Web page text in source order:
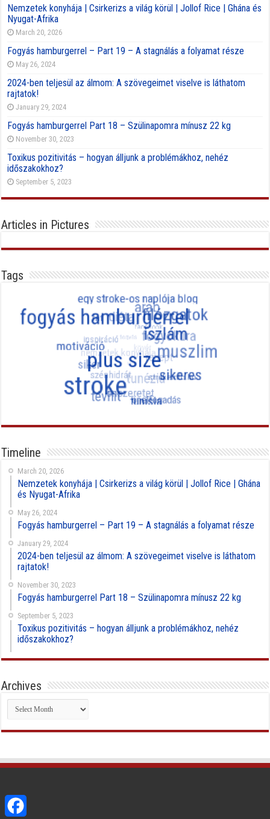
Nemzetek konyhája | Csirkerizs a világ körül | Jollof Rice | Ghána és
Nyugat-Afrika
March 20, 2026
Fogyás hamburgerrel – Part 19 – A stagnálás a folyamat része
May 26, 2024
2024-ben teljesül az álmom: A szövegeimet viselve is láthatom
rajtatok!
January 29, 2024
Fogyás hamburgerrel Part 18 – Szülinapomra mínusz 22 kg
November 30, 2023
Toxikus pozitivitás – hogyan álljunk a problémákhoz, nehéz
időszakokhoz?
September 5, 2023
Articles in Pictures
Tags
Timeline
March 20, 2026
Nemzetek konyhája | Csirkerizs a világ körül | Jollof Rice | Ghána
és Nyugat-Afrika
May 26, 2024
Fogyás hamburgerrel – Part 19 – A stagnálás a folyamat része
January 29, 2024
2024-ben teljesül az álmom: A szövegeimet viselve is láthatom
rajtatok!
November 30, 2023
Fogyás hamburgerrel Part 18 – Szülinapomra mínusz 22 kg
September 5, 2023
Toxikus pozitivitás – hogyan álljunk a problémákhoz, nehéz
időszakokhoz?
Archives
Archives